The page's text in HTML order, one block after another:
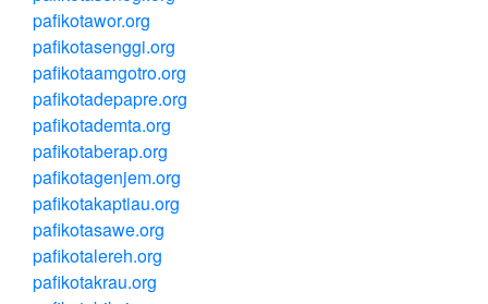
pafikotawor.org
pafikotasenggi.org
pafikotaamgotro.org
pafikotadepapre.org
pafikotademta.org
pafikotaberap.org
pafikotagenjem.org
pafikotakaptiau.org
pafikotasawe.org
pafikotalereh.org
pafikotakrau.org